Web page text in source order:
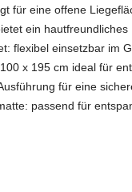
für eine offene
ein
flexibel einsetzbar im
x 195 cm ideal für
für eine
passend für